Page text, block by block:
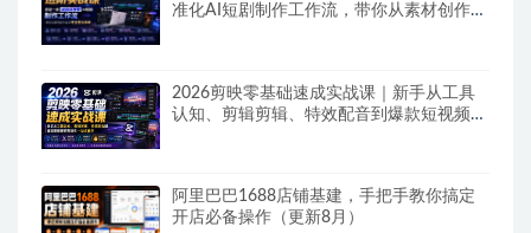
准化AI短剧制作工作流，带你从素材创作走
2026剪映零基础速成实战课｜新手从工具
认知、剪辑剪辑、特效配音到爆款短视频完
阿里巴巴1688店铺基建，手把手教你搞定
开店必备操作（更新8月）